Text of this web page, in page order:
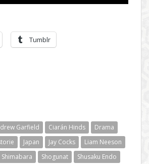
Tumblr
Garfield Ciarán Hinds
Drama
Japan Jay Cocks
Liam Neeson
Shimabara Shogunat
Shusaku Endo